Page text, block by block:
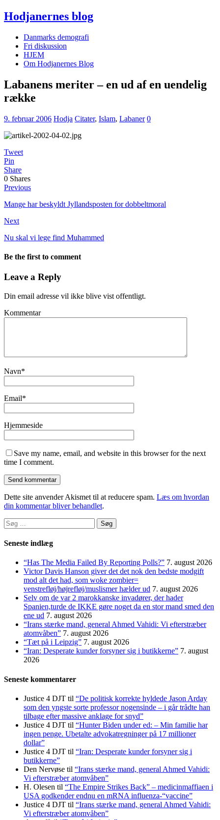
Hodjanernes blog
Danmarks demografi
Fri diskussion
HJEM
Om Hodjanernes Blog
Labanens meriter – en ud af en uendelig
række
9. februar 2006 Hodja Citater, Islam, Labaner 0
Tweet
Pin
Share
0 Shares
Previous
Mange har beskyldt Jyllandsposten for dobbeltmoral
Next
Nu skal vi lege find Muhammed
Be the first to comment
Leave a Reply
Din email adresse vil ikke blive vist offentligt.
Kommentar
Navn*
Email*
Hjemmeside
Save my name, email, and website in this browser for the next
time I comment.
Dette site anvender Akismet til at reducere spam. Læs om hvordan
din kommentar bliver behandlet.
Søg
efter:
Seneste indlæg
“Has The Media Failed By Reporting Polls?” 7. august 2026
Victor Davis Hanson giver det det nok den bedste modgift
mod alt det had, som woke zombier=
venstrefløj/højrefløj/muslismer hælder ud 7. august 2026
Selv om de var 2 marokkanske invadører, der hader
Spanien,turde de IKKE gøre noget da en stor mand smed den
ene ud 7. august 2026
“Irans stærke mand, general Ahmed Vahidi: Vi efterstræber
atomvåben” 7. august 2026
“Tæt på i Leipzig” 7. august 2026
“Iran: Desperate kunder forsyner sig i butikkerne” 7. august
2026
Seneste kommentarer
Justice 4 DJT til “De politisk korrekte hyldede Jason Arday
som den yngste sorte professor nogensinde – i går trådte han
tilbage efter massive anklage for snyd”
Justice 4 DJT til “Hunter Biden under ed: – Min familie har
ingen penge. Ubetalte advokat­regninger på 17 millioner
dollar”
Justice 4 DJT til “Iran: Desperate kunder forsyner sig i
butikkerne”
Den Nervøse til “Irans stærke mand, general Ahmed Vahidi:
Vi efterstræber atomvåben”
H. Olesen til “The Empire Strikes Back” – medicinmaffiaen i
USA godkender endnu en mRNA influenza-“vaccine”
Justice 4 DJT til “Irans stærke mand, general Ahmed Vahidi:
Vi efterstræber atomvåben”